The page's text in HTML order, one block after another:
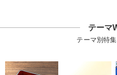
テーマ
テーマ別特